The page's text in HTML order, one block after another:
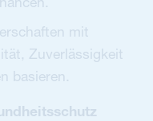
mit
Zuverlässigkeit
basieren.